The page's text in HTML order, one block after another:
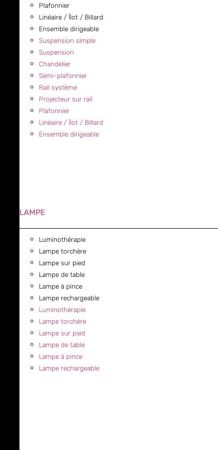
Plafonnier
Linéaire / Îlot / Billard
Ensemble dirigeable
Suspension simple
Suspension
Chandelier
Semi-plafonnier
Rail système
Projecteur sur rail
Plafonnier
Linéaire / Îlot / Billard
Ensemble dirigeable
LAMPE
Luminothérapie
Lampe torchère
Lampe sur pied
Lampe de table
Lampe à pince
Lampe rechargeable
Luminothérapie
Lampe torchère
Lampe sur pied
Lampe de table
Lampe à pince
Lampe rechargeable